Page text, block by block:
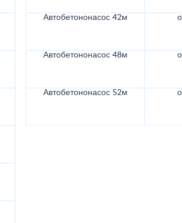
Автобетононасос 42м
Автобетононасос 48м
Автобетононасос 52м